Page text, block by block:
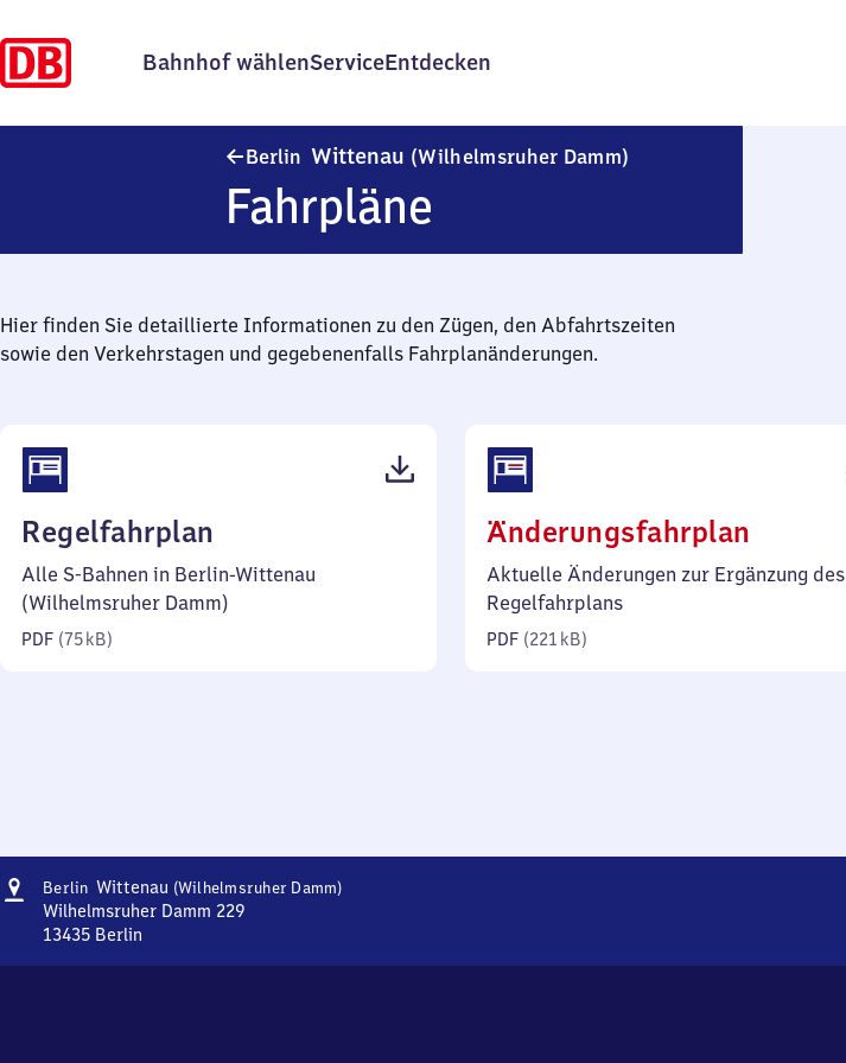
Bahnhof wählenServiceEntdecken
Berlin Wittenau (Wilhelmsruher Damm)
Fahrpläne
Hier finden Sie detaillierte Informationen zu den Zügen, den Abfahrtszeiten
sowie den Verkehrstagen und gegebenenfalls Fahrplanänderungen.
Regelfahrplan
75
Kilobyte)
Alle S-Bahnen in Berlin-Wittenau
(Wilhelmsruher Damm)
PDF (75 kB)
Änderungsfahrplan
221
Aktuelle Änderungen zur Ergänzung des
Regelfahrplans
PDF (221 kB)
Adresse
Berlin Wittenau (Wilhelmsruher Damm)Berlin-
Wilhelmsruher Damm 229
13435 Berlin